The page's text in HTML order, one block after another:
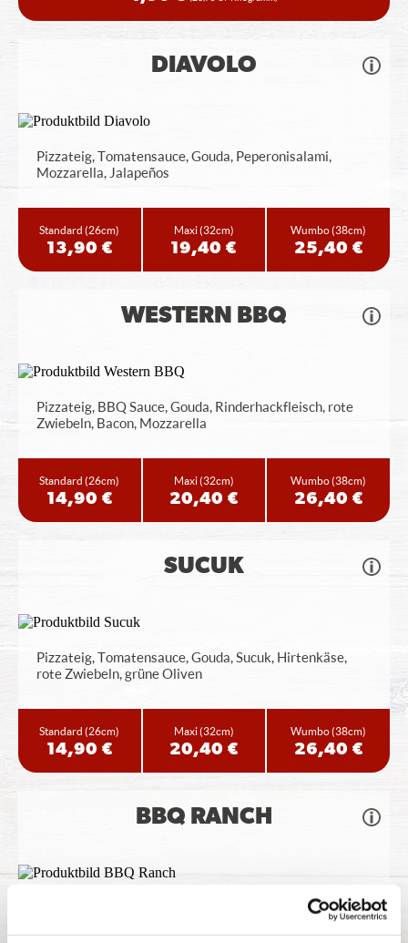
DIAVOLO
Pizzateig, Tomatensauce, Gouda, Peperonisalami,
Mozzarella, Jalapeños
Standard(26cm)
13,90 €
Maxi(32cm)
19,40 €
Wumbo(38cm)
25,40 €
WESTERN BBQ
Pizzateig, BBQ Sauce, Gouda, Rinderhackfleisch, rote
Zwiebeln, Bacon, Mozzarella
Standard(26cm)
14,90 €
Maxi(32cm)
20,40 €
Wumbo(38cm)
26,40 €
SUCUK
Pizzateig, Tomatensauce, Gouda, Sucuk, Hirtenkäse,
rote Zwiebeln, grüne Oliven
Standard(26cm)
14,90 €
Maxi(32cm)
20,40 €
Wumbo(38cm)
26,40 €
BBQ RANCH
mehr